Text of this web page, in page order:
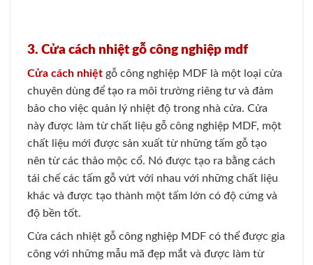
3. Cửa cách nhiệt gỗ công nghiệp mdf
Cửa cách nhiệt gỗ công nghiệp MDF là một loại cửa
chuyên dùng để tạo ra môi trường riêng tư và đảm
bảo cho việc quản lý nhiệt độ trong nhà cửa. Cửa
này được làm từ chất liệu gỗ công nghiệp MDF, một
chất liệu mới được sản xuất từ những tấm gỗ tạo
nên từ các thảo mộc cổ. Nó được tạo ra bằng cách
tái chế các tấm gỗ vứt với nhau với những chất liệu
khác và được tạo thành một tấm lớn có độ cứng và
độ bền tốt.
Cửa cách nhiệt gỗ công nghiệp MDF có thể được gia
công với những mẫu mã đẹp mắt và được làm từ